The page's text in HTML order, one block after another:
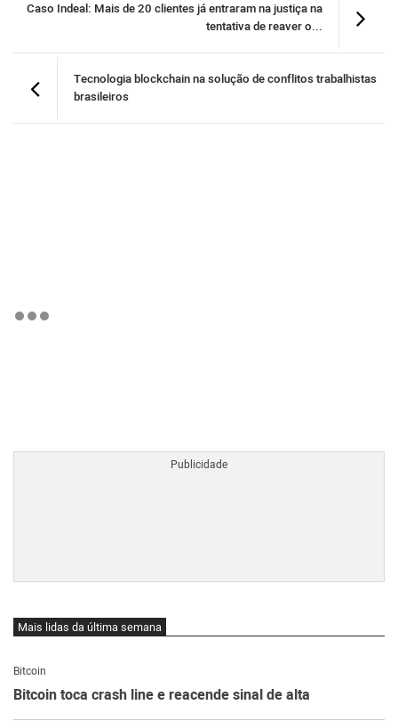
Caso Indeal: Mais de 20 clientes já entraram na justiça na
tentativa de reaver o...
Tecnologia blockchain na solução de conflitos trabalhistas
brasileiros
Mais lidas da última semana
Bitcoin
Bitcoin toca crash line e reacende sinal de alta